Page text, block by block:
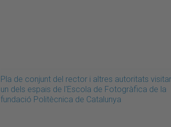
Pla de conjunt del rector i altres autoritats
un dels espais de l'Escola de Fotogràfica de la
fundació Politècnica de Catalunya